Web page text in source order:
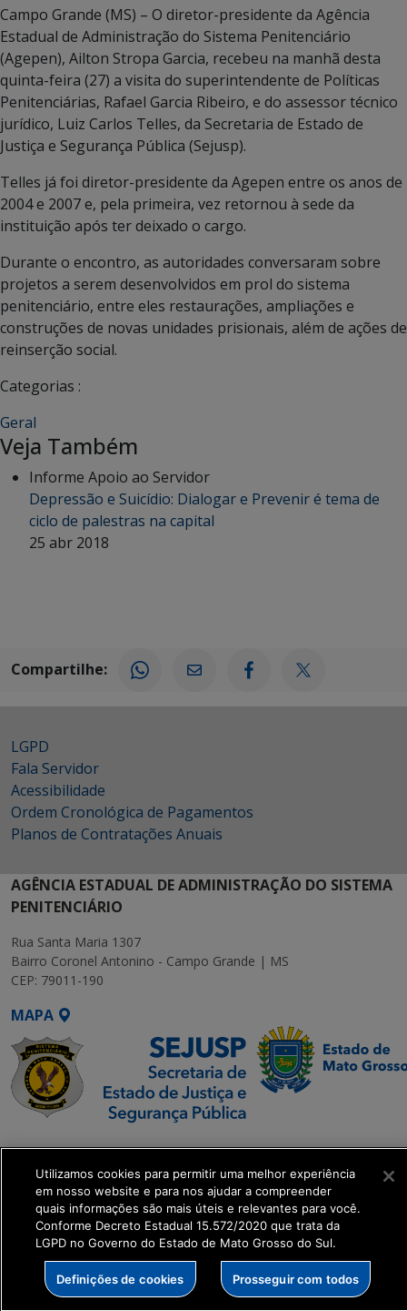
Campo Grande (MS) – O diretor-presidente da Agência
Estadual de Administração do Sistema Penitenciário
(Agepen), Ailton Stropa Garcia, recebeu na manhã desta
quinta-feira (27) a visita do superintendente de Políticas
Penitenciárias, Rafael Garcia Ribeiro, e do assessor técnico
jurídico, Luiz Carlos Telles, da Secretaria de Estado de
Justiça e Segurança Pública (Sejusp).
Telles já foi diretor-presidente da Agepen entre os anos de
2004 e 2007 e, pela primeira, vez retornou à sede da
instituição após ter deixado o cargo.
Durante o encontro, as autoridades conversaram sobre
projetos a serem desenvolvidos em prol do sistema
penitenciário, entre eles restaurações, ampliações e
construções de novas unidades prisionais, além de ações de
reinserção social.
Categorias :
Geral
Veja Também
Informe Apoio ao Servidor
Depressão e Suicídio: Dialogar e Prevenir é tema de
ciclo de palestras na capital
25 abr 2018
Compartilhe:
LGPD
Fala Servidor
Acessibilidade
Ordem Cronológica de Pagamentos
Planos de Contratações Anuais
AGÊNCIA ESTADUAL DE ADMINISTRAÇÃO DO SISTEMA
PENITENCIÁRIO
Rua Santa Maria 1307
Bairro Coronel Antonino - Campo Grande | MS
CEP: 79011-190
MAPA
SETDIG | Secretaria-
Executiva de
Transformação Digital
get_footer();
Utilizamos cookies para permitir uma melhor experiência
em nosso website e para nos ajudar a compreender
quais informações são mais úteis e relevantes para você.
Conforme Decreto Estadual 15.572/2020 que trata da
LGPD no Governo do Estado de Mato Grosso do Sul.
Definições de cookies Prosseguir com todos